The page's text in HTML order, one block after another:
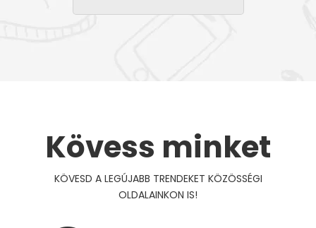
Kövess minket
KÖVESD A LEGÚJABB TRENDEKET KÖZÖSSÉGI
OLDALAINKON IS!